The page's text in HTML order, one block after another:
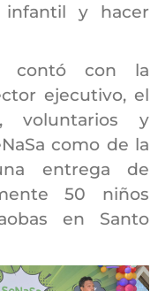
y hacer
contó con la
ejecutivo, el
voluntarios y
como de la
entrega de
50 niños
en Santo